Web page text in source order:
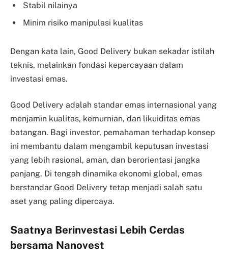
Stabil nilainya
Minim risiko manipulasi kualitas
Dengan kata lain, Good Delivery bukan sekadar istilah
teknis, melainkan fondasi kepercayaan dalam
investasi emas.
Good Delivery adalah standar emas internasional yang
menjamin kualitas, kemurnian, dan likuiditas emas
batangan. Bagi investor, pemahaman terhadap konsep
ini membantu dalam mengambil keputusan investasi
yang lebih rasional, aman, dan berorientasi jangka
panjang. Di tengah dinamika ekonomi global, emas
berstandar Good Delivery tetap menjadi salah satu
aset yang paling dipercaya.
Saatnya Berinvestasi Lebih Cerdas
bersama Nanovest